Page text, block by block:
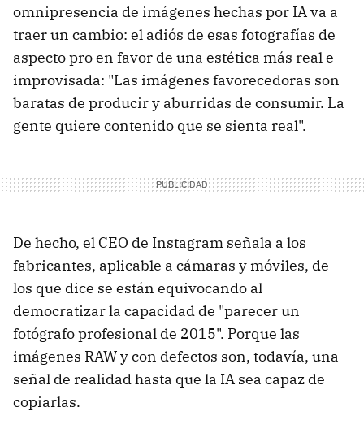
omnipresencia de imágenes hechas por IA va a
traer un cambio: el adiós de esas fotografías de
aspecto pro en favor de una estética más real e
improvisada: "Las imágenes favorecedoras son
baratas de producir y aburridas de consumir. La
gente quiere contenido que se sienta real".
De hecho, el CEO de Instagram señala a los
fabricantes, aplicable a cámaras y móviles, de
los que dice se están equivocando al
democratizar la capacidad de "parecer un
fotógrafo profesional de 2015". Porque las
imágenes RAW y con defectos son, todavía, una
señal de realidad hasta que la IA sea capaz de
copiarlas.